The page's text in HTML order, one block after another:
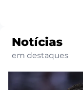
Notícias
em destaques